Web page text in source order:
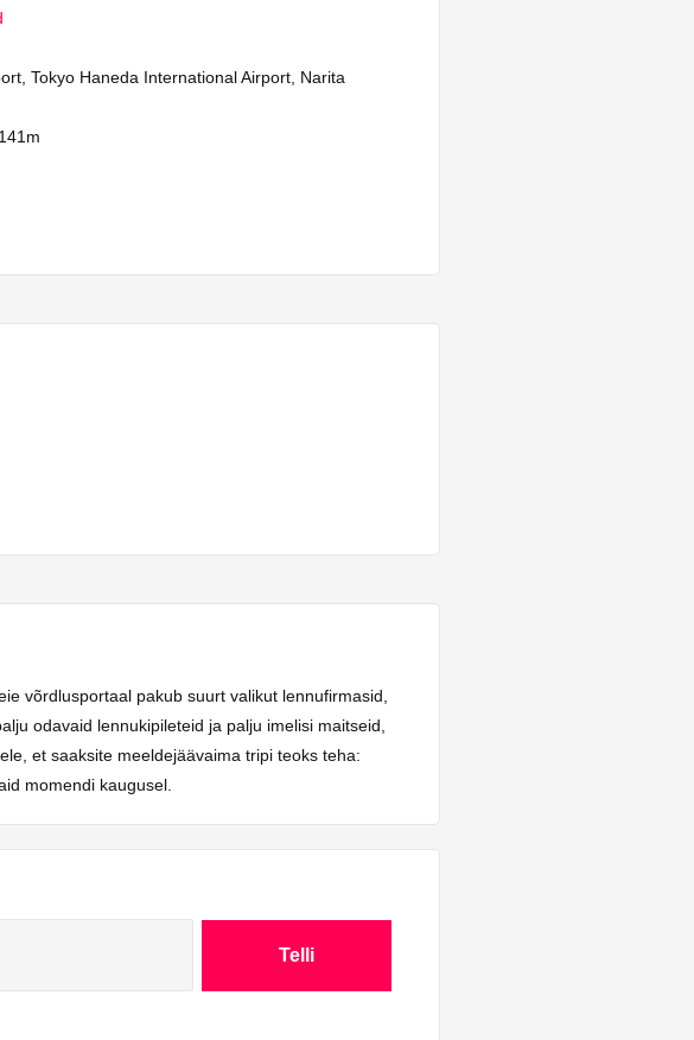
Tokyo Haneda International Airport, Narita
võrdlusportaal pakub suurt valikut lennufirmasid,
odavaid lennukipileteid ja palju imelisi maitseid,
et saaksite meeldejäävaima tripi teoks teha:
momendi kaugusel.
Telli